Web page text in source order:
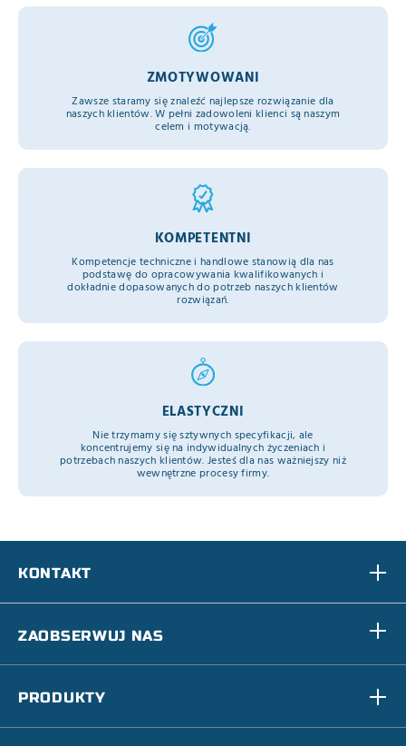
ZMOTYWOWANI
Zawsze staramy się znaleźć najlepsze rozwiązanie dla
naszych klientów. W pełni zadowoleni klienci są naszym
celem i motywacją.
KOMPETENTNI
Kompetencje techniczne i handlowe stanowią dla nas
podstawę do opracowywania kwalifikowanych i
dokładnie dopasowanych do potrzeb naszych klientów
rozwiązań.
ELASTYCZNI
Nie trzymamy się sztywnych specyfikacji, ale
koncentrujemy się na indywidualnych życzeniach i
potrzebach naszych klientów. Jesteś dla nas ważniejszy niż
wewnętrzne procesy firmy.
KONTAKT
ZAOBSERWUJ NAS
PRODUKTY